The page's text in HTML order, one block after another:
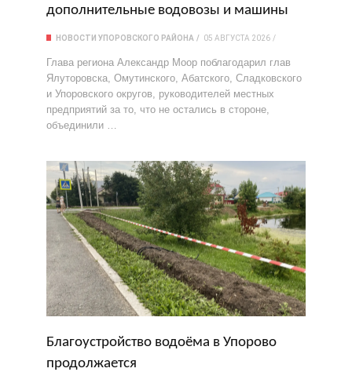
дополнительные водовозы и машины
НОВОСТИ УПОРОВСКОГО РАЙОНА 05 АВГУСТА 2026
Глава региона Александр Моор поблагодарил глав
Ялуторовска, Омутинского, Абатского, Сладковского
и Упоровского округов, руководителей местных
предприятий за то, что не остались в стороне,
объединили …
Благоустройство водоёма в Упорово
продолжается